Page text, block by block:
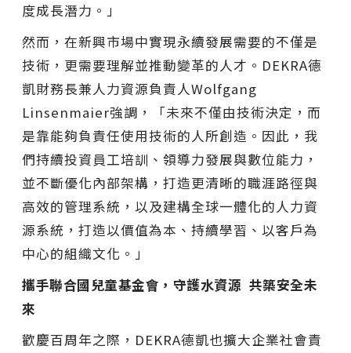
度成長潛力。」
然而，在新興市場中實現永續發展需要的不僅是
技術，更需要理解並推動變革的人才。DEKRA德
凱財務長兼人力資源負責人Wolfgang
Linsenmaier強調，「未來不僅由技術決定，而
是靠能夠負責任使用技術的人所創造。因此，我
們持續投資員工培訓、領導力發展與數位能力，
並不斷優化內部架構，打造更清晰的職涯路徑與
高效的管理系統，以及建構全球一體化的人力資
源系統，打造以價值為本、持續學習、以客戶為
中心的組織文化。」
攜手聯合國兒童基金會，守護水資源 共築安全未
來
歡慶百周年之際，DEKRA德凱也擴大企業社會責